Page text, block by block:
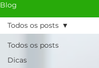
Blog
Todos os posts
Dicas
Todos os posts